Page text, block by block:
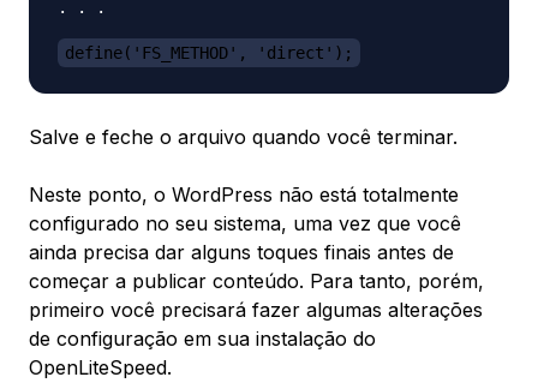
. . .
define('FS_METHOD', 'direct');
Salve e feche o arquivo quando você terminar.
Neste ponto, o WordPress não está totalmente
configurado no seu sistema, uma vez que você
ainda precisa dar alguns toques finais antes de
começar a publicar conteúdo. Para tanto, porém,
primeiro você precisará fazer algumas alterações
de configuração em sua instalação do
OpenLiteSpeed.